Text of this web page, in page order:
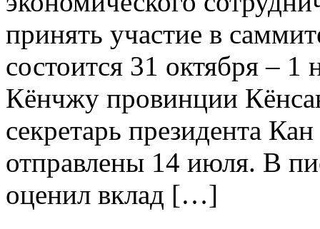
принять участие в
состоится 31 октября – 1
Кёнчжу провинции
секретарь президента
отправлены 14 июля. В
оценил вклад […]